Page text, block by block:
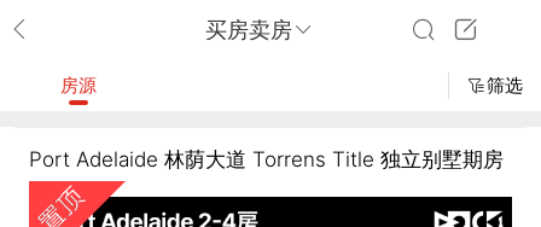
买房卖房
房源 筛选
Port Adelaide 林荫大道 Torrens Title 独立别墅期房